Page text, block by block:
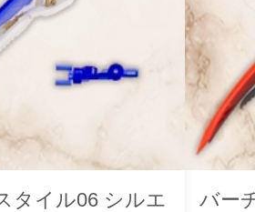
タイル06 シルエ
バー